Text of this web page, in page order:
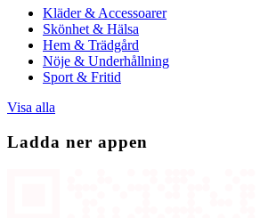
Kläder & Accessoarer
Skönhet & Hälsa
Hem & Trädgård
Nöje & Underhållning
Sport & Fritid
Visa alla
Ladda ner appen